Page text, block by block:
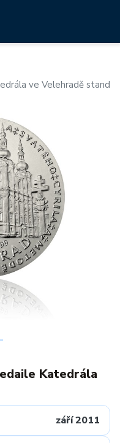
ve Velehradě stand
Katedrála
září 2011